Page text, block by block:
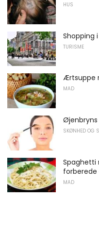
HUS
Shopping
TURISME
Ærtsuppe
MAD
SKØNHED OG
Spaghetti
MAD